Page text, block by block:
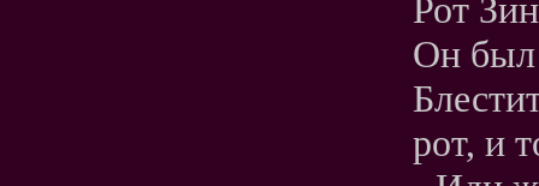
Рот
Он был
рот, и